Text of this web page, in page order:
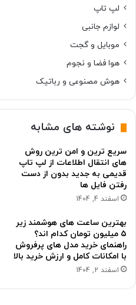
لپ تاپ
لوازم جانبی
موبایل و گجت
هوا فضا و نجوم
هوش مصنوعی و رباتیک
نوشته های مشابه
سریع ترین و امن ترین روش
های انتقال اطلاعات از لپ تاپ
قدیمی به جدید بدون از دست
رفتن فایل ها
اسفند 4, 1404
بهترین ساعت های هوشمند زیر
۵ میلیون تومان کدام اند؟
راهنمای خرید مدل های پرفروش
با امکانات کامل و ارزش خرید بالا
اسفند 2, 1404